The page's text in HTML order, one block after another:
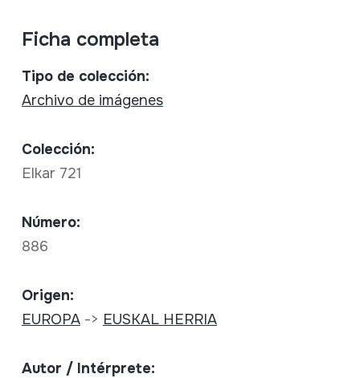
Ficha completa
Tipo de colección:
Archivo de imágenes
Colección:
Elkar 721
Número:
886
Origen:
EUROPA-> EUSKAL HERRIA
Autor / Intérprete: